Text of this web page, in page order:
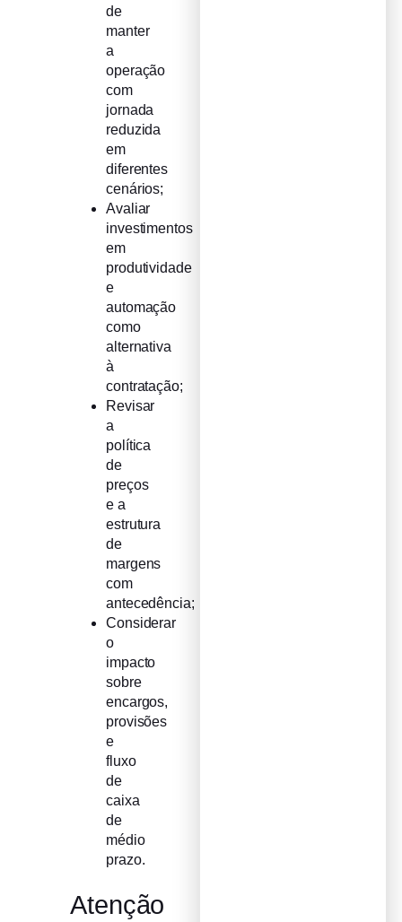
de
manter
a
operação
com
jornada
reduzida
em
diferentes
cenários;
Avaliar
investimentos
em
produtividade
e
automação
como
alternativa
à
contratação;
Revisar
a
política
de
preços
e a
estrutura
de
margens
com
antecedência;
Considerar
o
impacto
sobre
encargos,
provisões
e
fluxo
de
caixa
de
médio
prazo.
Atenção